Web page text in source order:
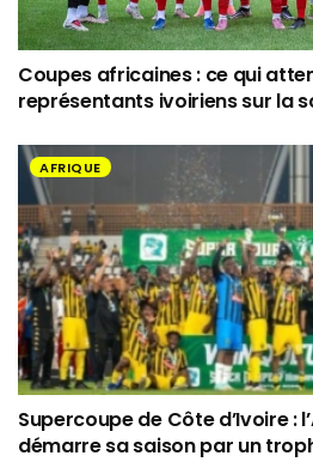
Coupes africaines : ce qui
représentants ivoiriens sur la
AFRIQUE
Supercoupe de Côte d’Ivoire :
démarre sa saison par un